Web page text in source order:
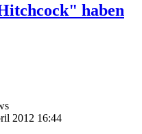
haben
2012 16:44